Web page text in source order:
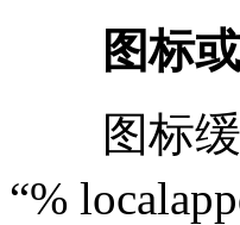
图标或
图标缓
“%